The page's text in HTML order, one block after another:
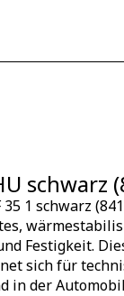
schwarz
1 schwarz
Festigkeit.
sich für
in der